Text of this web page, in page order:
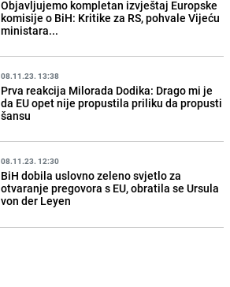
Objavljujemo kompletan izvještaj Europske
komisije o BiH: Kritike za RS, pohvale Vijeću
ministara...
08.11.23. 13:38
Prva reakcija Milorada Dodika: Drago mi je
da EU opet nije propustila priliku da propusti
šansu
08.11.23. 12:30
BiH dobila uslovno zeleno svjetlo za
otvaranje pregovora s EU, obratila se Ursula
von der Leyen